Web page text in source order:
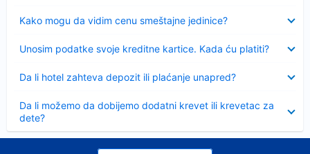
Kako mogu da vidim cenu smeštajne jedinice?
Unosim podatke svoje kreditne kartice. Kada ću platiti?
Da li hotel zahteva depozit ili plaćanje unapred?
Da li možemo da dobijemo dodatni krevet ili krevetac za
dete?